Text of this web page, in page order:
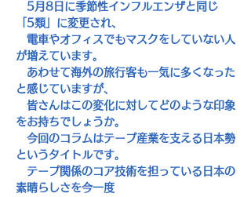
5月 8 日に季節性インフルエンザと同じ
5類」に変更され、
電車やオフィスでもマスクをしていない人
が増えています。
あわせて海外の旅行客も一気に多くなった
と感じていますが、
皆さんはこの変化に対してどのような印象
をお持ちでしょうか。
今回のコラムはテープ産業を支える日本勢
というタイトルです。
テープ関係のコア技術を担っている日本の
素晴らしさを今一度